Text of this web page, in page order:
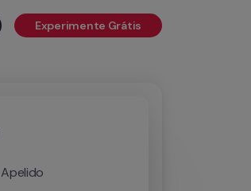
Experimente Grátis
Apelido